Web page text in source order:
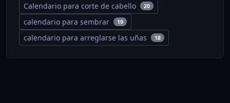
Calendario para corte de cabello 20
calendario para sembrar 19
calendario para arreglarse las uñas 18